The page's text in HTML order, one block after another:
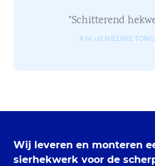
"Schitterend
A.M. uit NIEUWE
Wij leveren en monteren
sierhekwerk voor de